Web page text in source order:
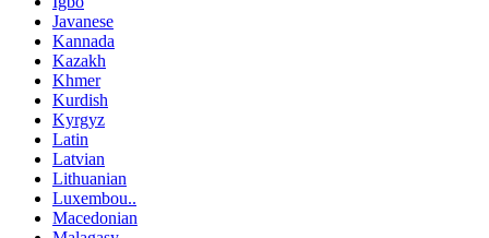
Javanese
Kannada
Kazakh
Khmer
Kurdish
Kyrgyz
Latin
Latvian
Lithuanian
Luxembou..
Macedonian